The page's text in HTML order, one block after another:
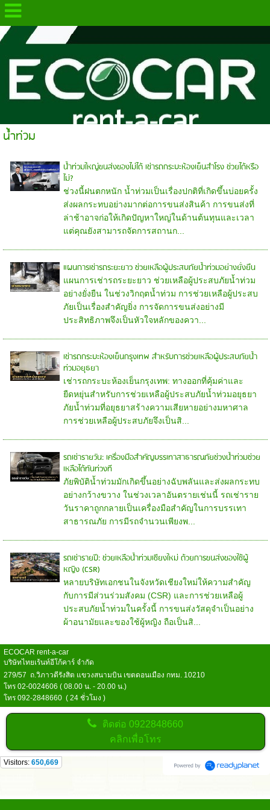
.
น้ำท่วม
น้ำท่วมใหญ่ขนส่งของไม่ได้ เช่ารถกระบะห้องเย็นสำโรง ช่วยได้หรือ
ไม่?
ช่วงนี้ฝนตกหนัก น้ำท่วมเป็นเรื่องปกติที่เกิดขึ้นบ่อยครั้ง
ส่งผลกระทบอย่างมากต่อการขนส่งสินค้า การขนส่งที่
ล่าช้าอาจก่อให้เกิดปัญหาใหญ่ในด้านต้นทุนและเวลา
แต่คุณยังสามารถจัดการสถานก...
แผนการเช่ารถระยะยาว ช่วยเหลือผู้ประสบภัยน้ำท่วมอย่างยั่งยืน
แผนการเช่ารถระยะยาว ช่วยเหลือผู้ประสบภัยน้ำท่วม
อย่างยั่งยืน ในช่วงวิกฤตน้ำท่วม การช่วยเหลือผู้ประสบ
ภัยเป็นเรื่องสำคัญยิ่ง การจัดการขนส่งอย่างมี
ประสิทธิภาพจึงเป็นหัวใจหลักของควา...
เช่ารถกระบะห้องเย็นกรุงเทพ สำหรับการช่วยเหลือผู้ประสบภัยน้ำ
ท่วมอยุธยา
เช่ารถกระบะห้องเย็นกรุงเทพ: ทางออกที่คุ้มค่าและ
ยืดหยุ่นสำหรับการช่วยเหลือผู้ประสบภัยน้ำท่วมอยุธยา
ภัยน้ำท่วมที่อยุธยาสร้างความเสียหายอย่างมหาศาล
การช่วยเหลือผู้ประสบภัยจึงเป็นสิ...
รถเช่ารายวัน: เครื่องมือสำคัญบรรเทาสาธารณภัยช่วงน้ำท่วมช่วย
เหลือได้ทันท่วงที
ภัยพิบัติน้ำท่วมมักเกิดขึ้นอย่างฉับพลันและส่งผลกระทบ
อย่างกว้างขวาง ในช่วงเวลาอันตรายเช่นนี้ รถเช่าราย
วันราคาถูกกลายเป็นเครื่องมือสำคัญในการบรรเทา
สาธารณภัย การมีรถจำนวนเพียงพ...
รถเช่ารายปี: ช่วยเหลือน้ำท่วมเชียงใหม่ ด้วยการขนส่งของใช้ผู้
หญิง (CSR)
หลายบริษัทเอกชนในจังหวัดเชียงใหม่ให้ความสำคัญ
กับการมีส่วนร่วมสังคม (CSR) และการช่วยเหลือผู้
ประสบภัยน้ำท่วมในครั้งนี้ การขนส่งวัสดุจำเป็นอย่าง
ผ้าอนามัยและของใช้ผู้หญิง ถือเป็นสิ...
ECOCAR rent-a-car
บริษัทไทยเร้นท์อีโก้คาร์ จำกัด
279/57 ถ.วิภาวดีรังสิต แขวงสนามบิน เขตดอนเมือง กทม. 10210
โทร 02-0024606 ( 08.00 น. - 20.00 น.)
โทร 092-2848660 ( 24 ชั่วโมง )
ติดต่อ0922848660
คลิกเพื่อโทร
Visitors: 650,669